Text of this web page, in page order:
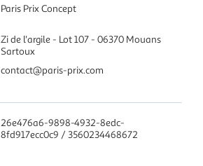
Paris Prix Concept
Zi de l'argile - Lot 107 - 06370 Mouans
Sartoux
contact@paris-prix.com
26e476a6-9898-4932-8edc-
8fd917ecc0c9 / 3560234468672